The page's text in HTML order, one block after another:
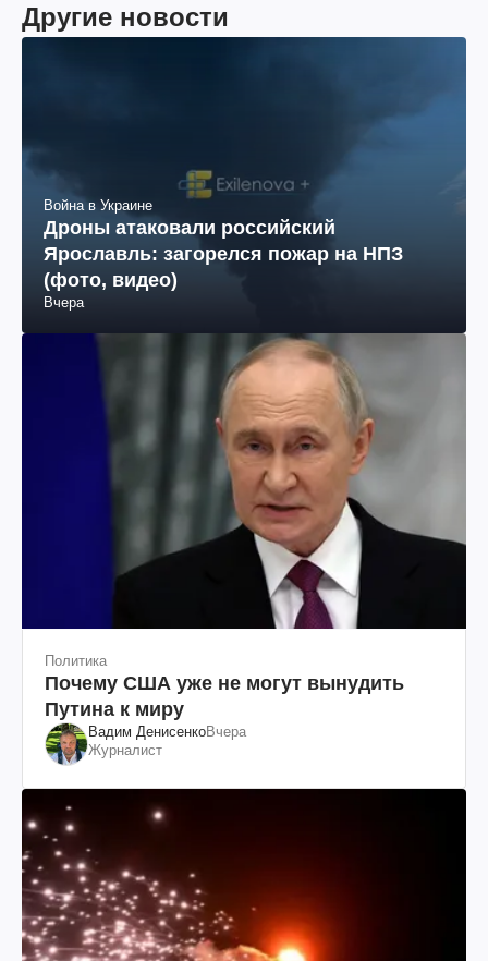
Другие новости
Война в Украине
Дроны атаковали российский
Ярославль: загорелся пожар на НПЗ
(фото, видео)
Вчера
Политика
Почему США уже не могут вынудить
Путина к миру
Вадим ДенисенкоВчера
Журналист